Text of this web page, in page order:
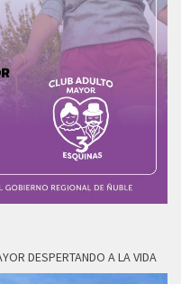
DESPERTANDO A LA VIDA